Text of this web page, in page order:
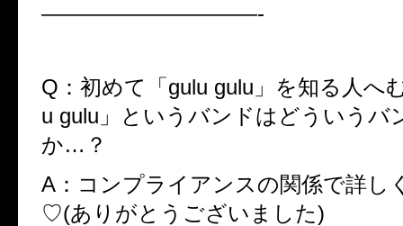
——————————-
Q：初めて「gulu gulu」を知る人へ
u gulu」というバンドはどういうバ
か…？
A：コンプライアンスの関係で詳
♡(ありがとうございました)